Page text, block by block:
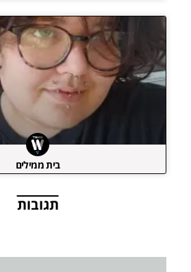
בית ממילים
תגובות